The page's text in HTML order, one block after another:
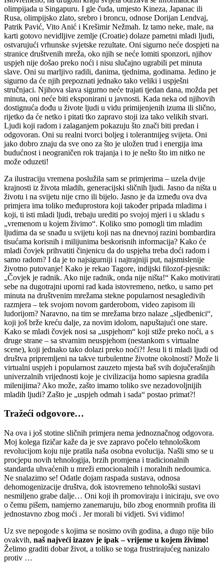
olimpijada u Singapuru. I gle čuda, umjesto Kineza, Japanac ili
Rusa, olimpijsko zlato, srebro i broncu, odnose Dorijan Lendvaj,
Patrik Pavić, Vito Anić i Krešimir Nežmah. Iz tamo neke, male, na
karti gotovo nevidljive zemlje (Croatie) dolaze pametni mladi ljudi,
ostvarujući vrhunske svjetske rezultate. Oni sigurno neće dospjeti na
stranice društvenih mreža, oko njih se neće lomiti sponzori, njihov
uspjeh nije došao preko noći i nisu slučajno ugrabili pet minuta
slave. Oni su marljivo radili, danima, tjednima, godinama. Jedino je
sigurno da će njih prepoznati jednako tako veliki i uspješni
stručnjaci. Njihova slava sigurno neće trajati tjedan dana, možda pet
minuta, oni neće biti eksponirani u javnosti. Kada neka od njihovih
dostignuća dođu u živote ljudi u vidu primijenjenih izuma ili slično,
rijetko da će netko i pitati tko zapravo stoji iza tako velikih stvari.
Ljudi koji radom i zalaganjem pokazuju što znači biti predan i
odgovoran. Oni su realni tvorci boljeg i tolerantnijeg svijeta. Oni
jako dobro znaju da sve ono za što je uložen trud i energija ima
budućnost i neograničen rok trajanja i to je nešto što im nitko ne
može oduzeti!
Za ilustraciju vremena poslužila sam se primjerima – uzela dvije
krajnosti iz života mladih, generacijski sličnih ljudi. Jasno da ništa u
životu i na svijetu nije crno ili bijelo. Jasno je da između ova dva
primjera ima toliko međuprostora koji također pripada mladima i
koji, ti isti mladi ljudi, trebaju urediti po svojoj mjeri i u skladu s
„vremenom u kojem živimo“. Koliko smo pomogli tim mladim
ljudima da se snađu u svijetu koji nas na dnevnoj razini bombardira
tisućama korisnih i milijunima beskorisnih informacija? Kako će
mladi čovjek prihvatiti činjenicu da do uspjeha treba doći radom i
samo radom? I da je to najsigurniji i najtrajniji put, najsmislenije
životno putovanje! Kako je rekao Tagore, indijski filozof-pjesnik:
„Čovjek je radnik. Ako nije radnik, onda nije ništa!“ Kako motivirati
sebe na dugotrajni uporni rad kada istovremeno, netko, u samo pet
minuta na društvenim mrežama stekne popularnost nesagledivih
razmjera – tek svojom novom garderobom, video zapisom ili
ludorijom? Naravno, na tim se mrežama brzo nalaze „sljedbenici“,
koji još brže kreću dalje, za novim idolom, napuštajući one stare.
Kako se mladi čovjek nosi sa „uspjehom“ koji stiže preko noći, a s
druge strane – sa stvarnim neuspjehom (nestankom s virtualne
scene), koji jednako tako dolazi preko noći?! Jesu li ti mladi ljudi od
društva pripremljeni na takve turbulentne životne okolnosti? Može li
virtualni uspjeh i popularnost zauzeto mjesta baš svih dojučerašnjih
univerzalnih vrijednosti koje je civilizacija homo sapiesna gradila
milenijima? Ako može, zašto imamo toliko sve nezadovoljnijih
mladih ljudi? Zašto je „uspjeh odmah i sada“ postao primat?!
Tražeći odgovore…
Na ova i još stotine sličnih primjera nema jednoznačnog odgovora.
Moj kolega fizičar kaže da je sve zapravo počelo tehnološkom
revolucijom koju nije pratila naša osobna evolucija. Našli smo se u
procjepu novih tehnologija, brzih promjena i tradicionalnih
standarda uhvaćenih u mreži emocionalnih i moralnih nedoumica.
Ne snalazimo se! Odatle dojam raspada sustava, odnosa
dehomogenizacije društva, dok istovremeno tehnološki sustavi
nesmiljeno grabe dalje… Oni koji ih promoviraju i iniciraju, sve ovo
o čemu pišem, namjerno zanemaruju, bilo zbog enormnih profita ili
jednostavno zbog moći . Jer morali bi vidjeti. Svi vidimo!
Uz sve nepogode s kojima se nosimo ovih godina, a dugo nije bilo
ovakvih, naš najveći izazov je ipak – vrijeme u kojem živimo!
Želimo graditi dobar život, a toliko se toga frustrirajućeg nanizalo
protiv …